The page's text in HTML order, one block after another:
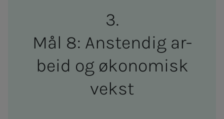
Mål 8: An­s­­ten­­­dig ar­­­
beid og øko­­­­­no­­­misk
vekst